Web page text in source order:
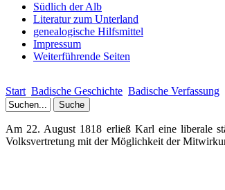
Südlich der Alb
Literatur zum Unterland
genealogische Hilfsmittel
Impressum
Weiterführende Seiten
Start Badische Geschichte Badische Verfassung
Am 22. August 1818 erließ Karl eine liberale
Volksvertretung mit der Möglichkeit der